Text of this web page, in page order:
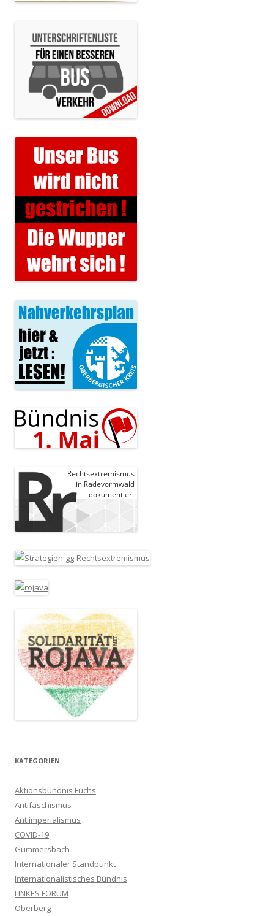
KATEGORIEN
Aktionsbündnis Fuchs
Antifaschismus
Antiimperialismus
COVID-19
Gummersbach
Internationaler Standpunkt
Internationalistisches Bündnis
LINKES FORUM
Oberberg